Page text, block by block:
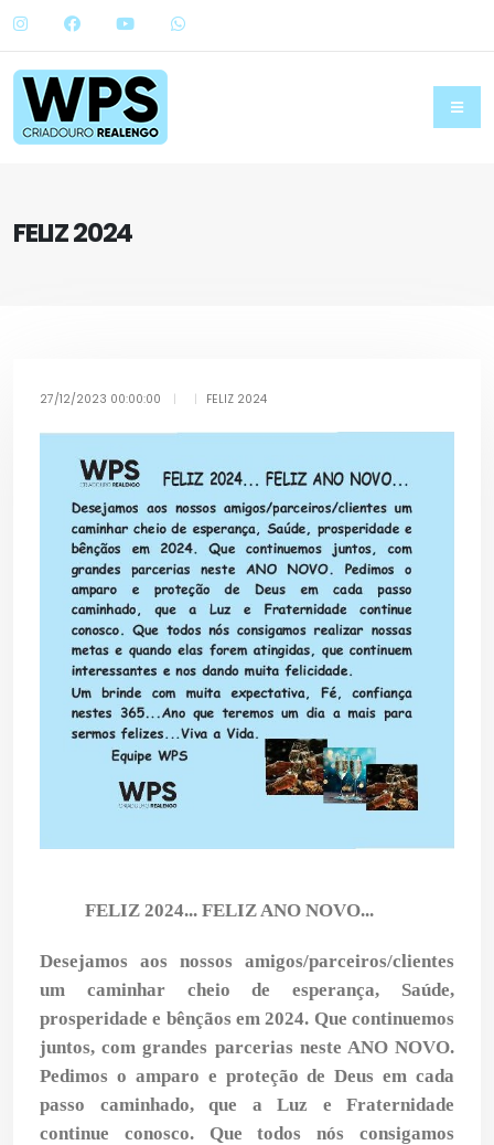
FELIZ 2024
27/12/2023 00:00:00 FELIZ 2024
FELIZ 2024... FELIZ ANO NOVO...
Desejamos aos nossos amigos/parceiros/clientes
um caminhar cheio de esperança, Saúde,
prosperidade e bênçãos em 2024. Que continuemos
juntos, com grandes parcerias neste ANO NOVO.
Pedimos o amparo e proteção de Deus em cada
passo caminhado, que a Luz e Fraternidade
continue conosco. Que todos nós consigamos